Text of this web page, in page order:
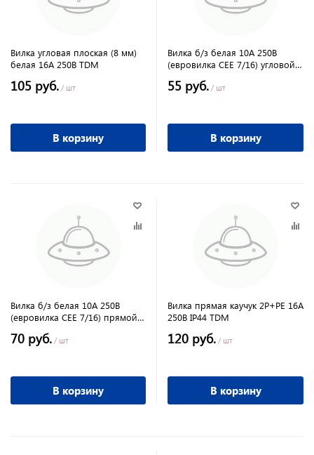
Вилка угловая плоская (8 мм)
белая 16А 250В TDM
105 руб. / шт
В корзину
Вилка б/з белая 10А 250В
(евровилка CEE 7/16) угловой
55 руб. / шт
В корзину
Вилка б/з белая 10А 250В
(евровилка CEE 7/16) прямой
70 руб. / шт
В корзину
Вилка прямая каучук 2Р+РЕ 16А
250В IP44 TDM
120 руб. / шт
В корзину